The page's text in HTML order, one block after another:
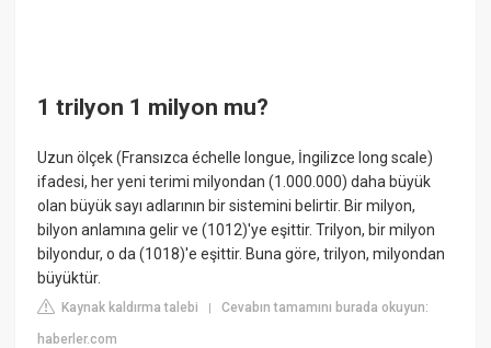
1 trilyon 1 milyon mu?
Uzun ölçek (Fransızca échelle longue, İngilizce long scale)
ifadesi, her yeni terimi milyondan (1.000.000) daha büyük
olan büyük sayı adlarının bir sistemini belirtir. Bir milyon,
bilyon anlamına gelir ve (1012)'ye eşittir. Trilyon, bir milyon
bilyondur, o da (1018)'e eşittir. Buna göre, trilyon, milyondan
büyüktür.
Kaynak kaldırma talebi |Cevabın tamamını burada okuyun:
haberler.com